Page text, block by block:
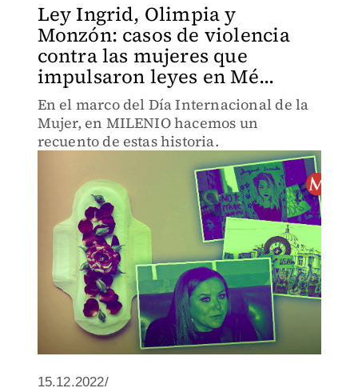
Ley Ingrid, Olimpia y
Monzón: casos de violencia
contra las mujeres que
impulsaron leyes en Mé...
En el marco del Día Internacional de la
Mujer, en MILENIO hacemos un
recuento de estas historia.
15.12.2022/